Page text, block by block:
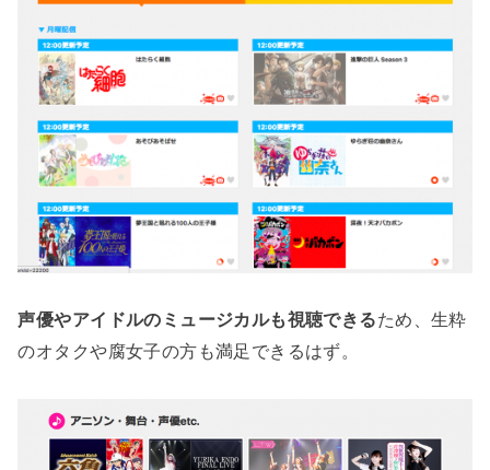
声優やアイドルのミュージカルも視聴できるため、生粋
のオタクや腐女子の方も満足できるはず。